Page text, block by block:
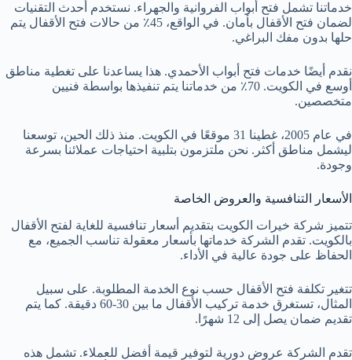
خدماتنا تشمل فتح أبواب الفروانية والجهراء. نستخدم أحدث التقنيات
لضمان فتح الأقفال بأمان. في الواقع، 45٪ من حالات فتح الأقفال يتم
حلها بدون مفك البراغي.
نقدم أيضًا خدمات فتح أبواب الأحمدي. هذا يساعدنا على تغطية مناطق
أوسع في الكويت. 70٪ من خدماتنا يتم تنفيذها بواسطة فنيين
متخصصين.
في عام 2005، غطينا 31 موقعًا في الكويت. منذ ذلك الحين، توسعنا
ليشمل مناطق أكثر. نحن ملتزمون بتلبية احتياجات عملائنا بسرعة
وجودة.
الأسعار التنافسية والعروض الخاصة
تتميز شركة خيرات الكويت بتقديم أسعار تنافسية للغاية لفتح الأقفال
بالكويت. تقدم الشركة خدماتها بأسعار معقولة تناسب الجميع، مع
الحفاظ على جودة عالية في الأداء.
تتغير تكلفة فتح الأقفال حسب نوع الخدمة المطلوبة. على سبيل
المثال، تستغرق خدمة تركيب الأقفال ما بين 30-60 دقيقة. كما يتم
تقديم ضمان يصل إلى 12 شهرًا.
تقدم الشركة عروض دورية لتوفير قيمة أفضل للعملاء. تشمل هذه